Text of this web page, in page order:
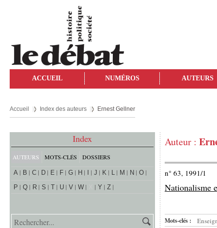
ACCUEIL NUMÉROS AUTEURS
Accueil Index des auteurs Ernest Gellner
Index
AUTEURS MOTS-CLÉS DOSSIERS
A B C D E F G H J K L M N
O
P
Q R S T U V W Y Z
Auteur :
n° 63, 1991/1
Nationalisme
Mots-clés :